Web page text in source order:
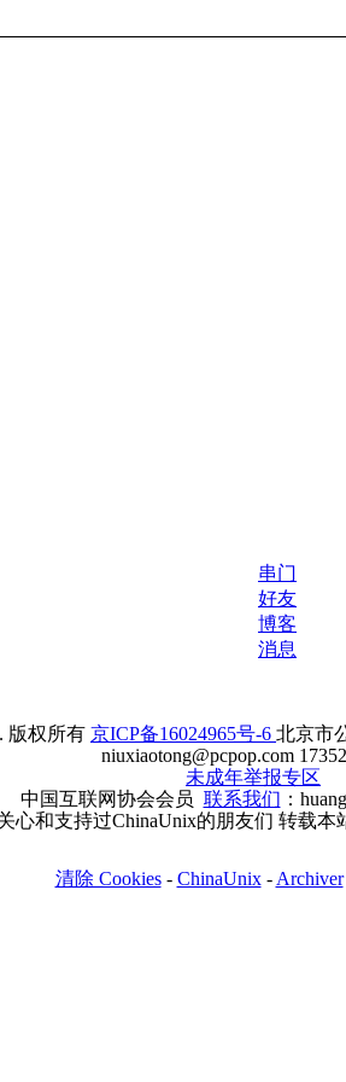
串门
好友
博客
消息
版权所有 京ICP备16024965号-6 北京市
niuxiaotong@pcpop.com
未成年举报专区
中国互联网协会会员 联系我们 ：
心和支持过ChinaUnix的朋友们 转载
清除 Cookies- ChinaUnix- Archiver